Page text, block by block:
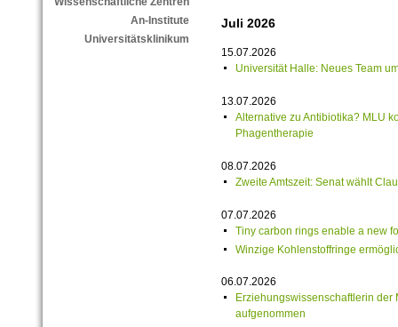
An-Institute
Universitätsklinikum
Juli 2026
15.07.2026
Universität Halle: Neues Team
13.07.2026
Alternative zu Antibiotika? MLU
Phagentherapie
08.07.2026
Zweite Amtszeit: Senat wählt
07.07.2026
Tiny carbon rings enable a new
Winzige Kohlenstoffringe
06.07.2026
Erziehungswissenschaftlerin
aufgenommen